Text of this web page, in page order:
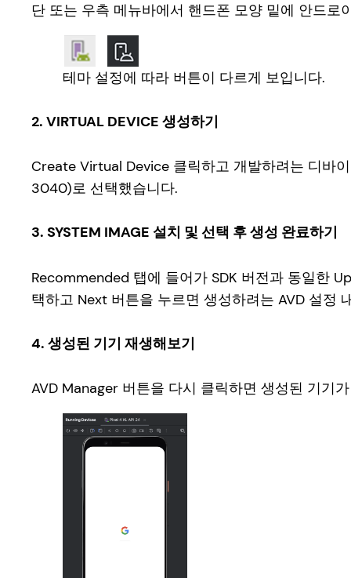
단 또는 우측 메뉴바에서 핸드폰 모양 밑에 안드로
테마 설정에 따라 버튼이 다르게 보입니다.
2. VIRTUAL DEVICE 생성하기
Create Virtual Device 클릭하고 개발하려는 디바
3040)로 선택했습니다.
3. SYSTEM IMAGE 설치 및 선택 후 생성 완료하기
Recommended 탭에 들어가 SDK 버전과 동일한
택하고 Next 버튼을 누르면 생성하려는 AVD 설정
4. 생성된 기기 재생해보기
AVD Manager 버튼을 다시 클릭하면 생성된 기기